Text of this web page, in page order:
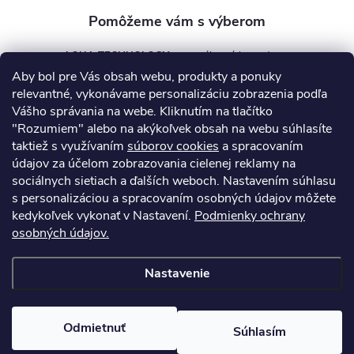
Aby bol pre Vás obsah webu, produkty a ponuky
relevantné, vykonávame personalizáciu zobrazenia podľa
Vášho správania na webe. Kliknutím na tlačítko
"Rozumiem" alebo na akýkoľvek obsah na webu súhlasíte
taktiež s využívaním súborov cookies a spracovaním
údajov za účelom zobrazovania cielenej reklamy na
sociálnych sietiach a ďalších weboch. Nastavením súhlasu
s personalizáciou a spracovaním osobných údajov môžete
kedykoľvek vykonať v Nastavení. Podmienky ochrany
osobných údajov.
Nastavenie
Odmietnuť Súhlasím
AQUA TECHNOLOGY s.r.o.
info @aquatechnology.sk
+421 911 991 394
Informácie pre vás
Kontakty Obchodné podmienky
nastavenie cookies